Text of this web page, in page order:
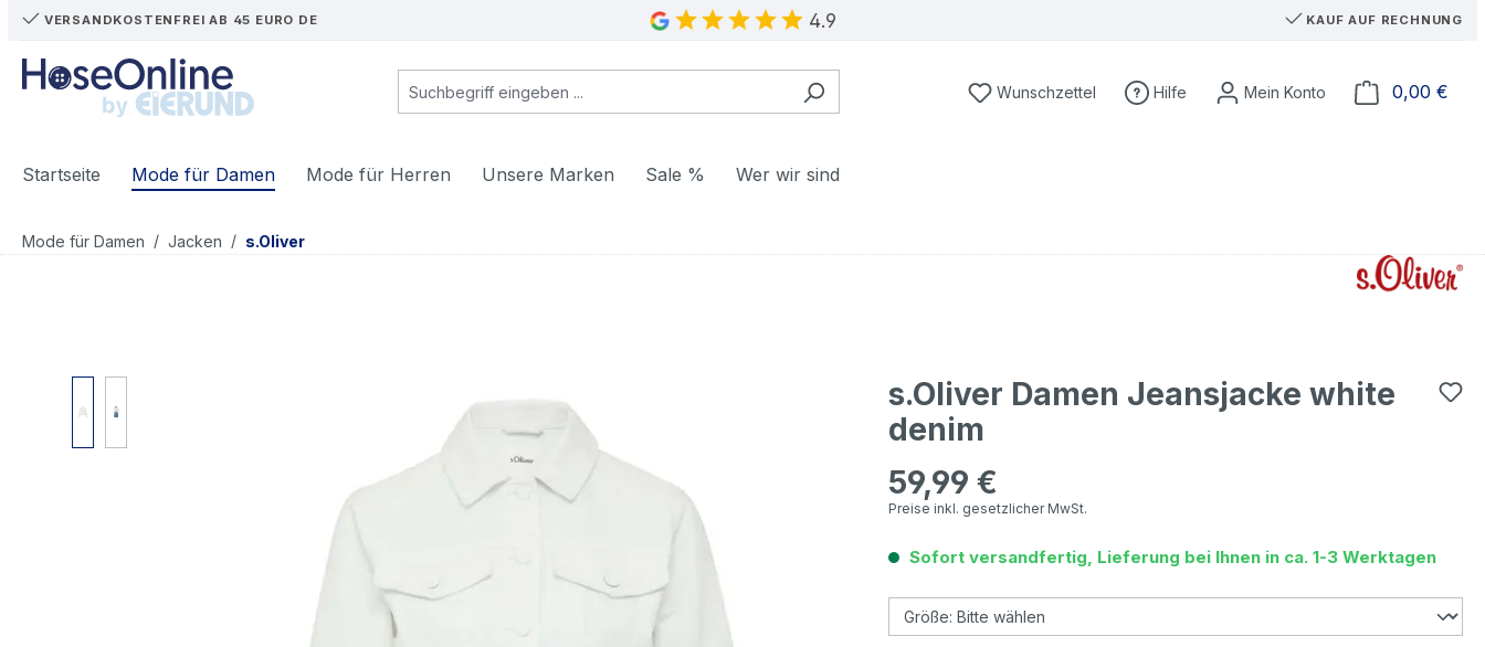
Hauptinhalt springen
Zur Suche springen
Zur Hauptnavigation springen
VERSANDKOSTENFREI AB 45 EURO DE 4.9 KAUF AUF RECHNUNG
Du hast 0 Produkte auf dem Merkzettel
Wunschzettel Hilfe 0,00 €
Startseite Mode für Damen Mode für Herren Unsere Marken Sale % Wer wir sind
Mode für Damen / Jacken / s.Oliver
s.Oliver Damen Jeansjacke white
denim
Regulärer Preis:
59,99 €
Preise inkl. gesetzlicher MwSt.
Sofort versandfertig, Lieferung bei Ihnen in ca. 1-3 Werktagen